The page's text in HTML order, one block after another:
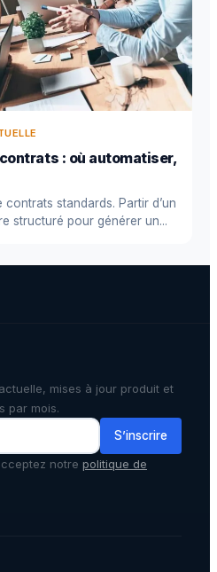
: où automatiser,
standards. Partir d’un
structuré pour générer un...
mises à jour produit et
par mois.
S’inscrire
notre politique de